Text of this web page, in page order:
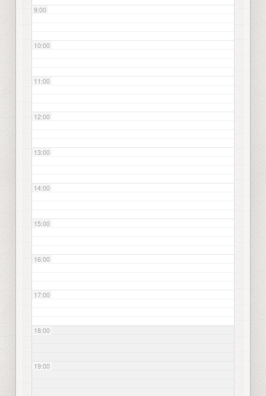
9:00
10:00
11:00
12:00
13:00
14:00
15:00
16:00
17:00
18:00
19:00